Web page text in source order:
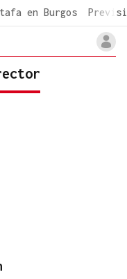
en Burgos